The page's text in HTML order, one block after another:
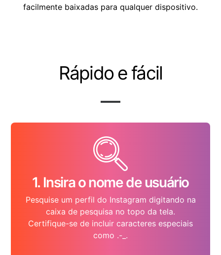
facilmente baixadas para qualquer dispositivo.
Rápido e fácil
1. Insira o nome de usuário
Pesquise um perfil do Instagram digitando na
caixa de pesquisa no topo da tela.
Certifique-se de incluir caracteres especiais
como .-_.